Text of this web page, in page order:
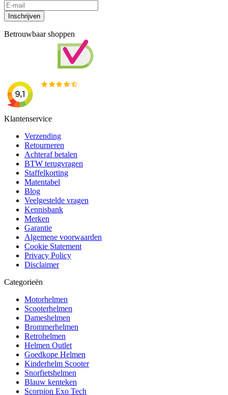
Inschrijven
Betrouwbaar shoppen
Klantenservice
Verzending
Retourneren
Achteraf betalen
BTW terugvragen
Staffelkorting
Matentabel
Blog
Veelgestelde vragen
Kennisbank
Merken
Garantie
Algemene voorwaarden
Cookie Statement
Privacy Policy
Disclaimer
Categorieën
Motorhelmen
Scooterhelmen
Dameshelmen
Brommerhelmen
Retrohelmen
Helmen Outlet
Goedkope Helmen
Kinderhelm Scooter
Snorfietshelmen
Blauw kenteken
Scorpion Exo Tech